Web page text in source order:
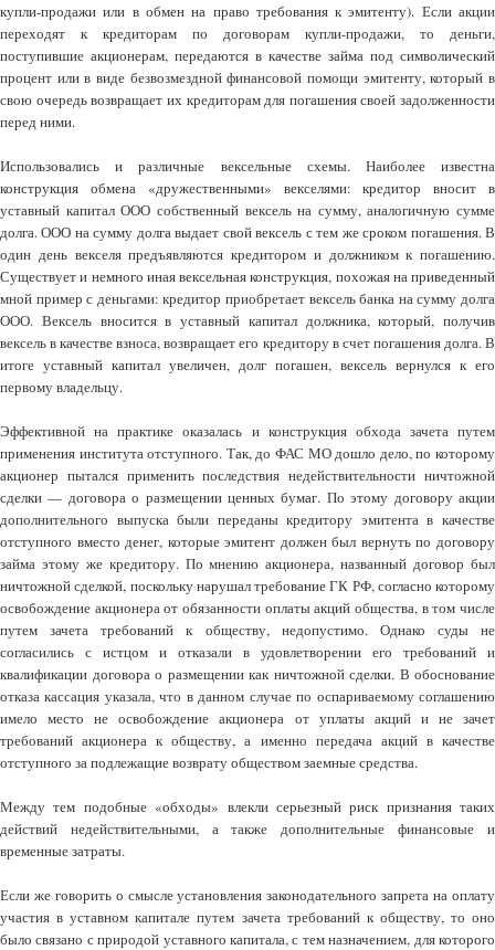
купли-продажи или в обмен на право требования к эмитенту). Если акции
переходят к кредиторам по договорам купли-продажи, то деньги,
поступившие акционерам, передаются в качестве займа под символический
процент или в виде безвозмездной финансовой помощи эмитенту, который в
свою очередь возвращает их кредиторам для погашения своей задолженности
перед ними.
Использовались и различные вексельные схемы. Наиболее известна
конструкция обмена «дружественными» векселями: кредитор вносит в
уставный капитал ООО собственный вексель на сумму, аналогичную сумме
долга. ООО на сумму долга выдает свой вексель с тем же сроком погашения. В
один день векселя предъявляются кредитором и должником к погашению.
Существует и немного иная вексельная конструкция, похожая на приведенный
мной пример с деньгами: кредитор приобретает вексель банка на сумму долга
ООО. Вексель вносится в уставный капитал должника, который, получив
вексель в качестве взноса, возвращает его кредитору в счет погашения долга. В
итоге уставный капитал увеличен, долг погашен, вексель вернулся к его
первому владельцу.
Эффективной на практике оказалась и конструкция обхода зачета путем
применения института отступного. Так, до ФАС МО дошло дело, по которому
акционер пытался применить последствия недействительности ничтожной
сделки — договора о размещении ценных бумаг. По этому договору акции
дополнительного выпуска были переданы кредитору эмитента в качестве
отступного вместо денег, которые эмитент должен был вернуть по договору
займа этому же кредитору. По мнению акционера, названный договор был
ничтожной сделкой, поскольку нарушал требование ГК РФ, согласно которому
освобождение акционера от обязанности оплаты акций общества, в том числе
путем зачета требований к обществу, недопустимо. Однако суды не
согласились с истцом и отказали в удовлетворении его требований и
квалификации договора о размещении как ничтожной сделки. В обоснование
отказа кассация указала, что в данном случае по оспариваемому соглашению
имело место не освобождение акционера от уплаты акций и не зачет
требований акционера к обществу, а именно передача акций в качестве
отступного за подлежащие возврату обществом заемные средства.
Между тем подобные «обходы» влекли серьезный риск признания таких
действий недействительными, а также дополнительные финансовые и
временные затраты.
Если же говорить о смысле установления законодательного запрета на оплату
участия в уставном капитале путем зачета требований к обществу, то оно
было связано с природой уставного капитала, с тем назначением, для которого